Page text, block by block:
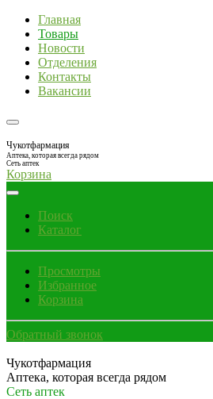
Главная
Товары
Новости
Отделения
Контакты
Вакансии
Чукотфармация
Аптека, которая всегда рядом
Сеть аптек
Корзина
Поиск
Каталог
Просмотры
Избранное
Корзина
Обратный звонок
Чукотфармация
Аптека, которая всегда рядом
Сеть аптек